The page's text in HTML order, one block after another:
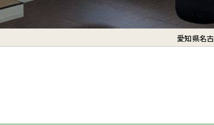
愛知県名